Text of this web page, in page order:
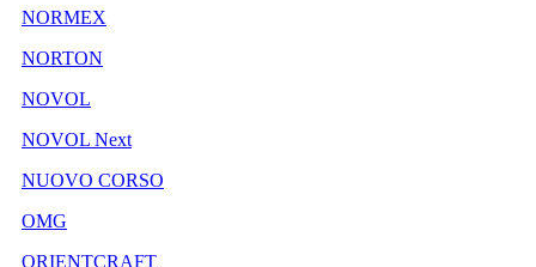
NORMEX
NORTON
NOVOL
NOVOL Next
NUOVO CORSO
OMG
ORIENTCRAFT